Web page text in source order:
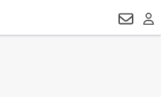
DRON UDA